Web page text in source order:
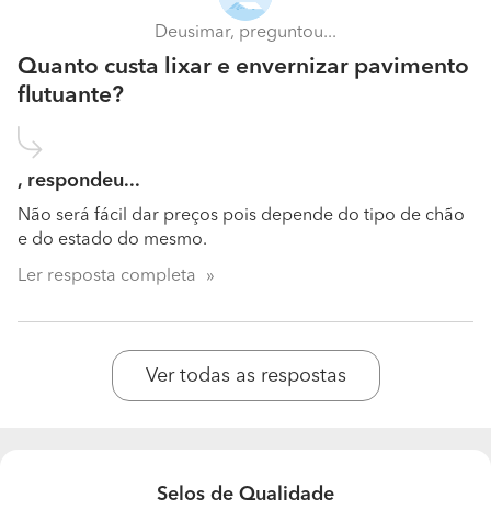
Deusimar, preguntou...
Quanto custa lixar e envernizar pavimento
flutuante?
, respondeu...
Não será fácil dar preços pois depende do tipo de chão
e do estado do mesmo.
Ler resposta completa
Ver todas as respostas
Selos de Qualidade